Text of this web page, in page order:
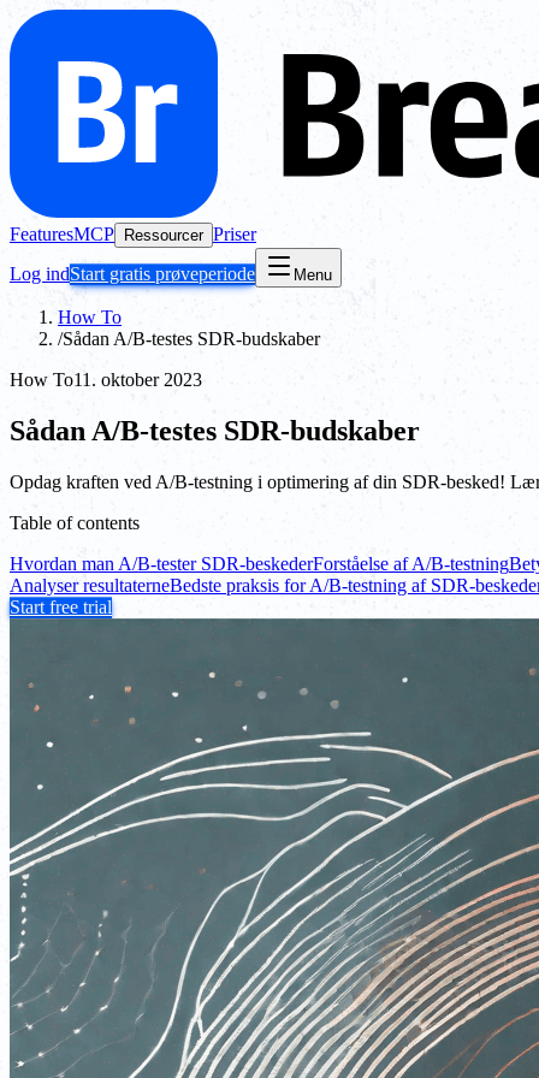
FeaturesMCP Ressourcer Priser
Log indStart gratis prøveperiode Menu
How To
/Sådan A/B-testes SDR-budskaber
How To11. oktober 2023
Sådan A/B-testes SDR-budskaber
Opdag kraften ved A/B-testning i optimering af din SDR-besked!
Table of contents
Hvordan man A/B-tester SDR-beskederForståelse af A/B-testning
Analyser resultaterneBedste praksis for A/B-testning af SDR-
Start free trial